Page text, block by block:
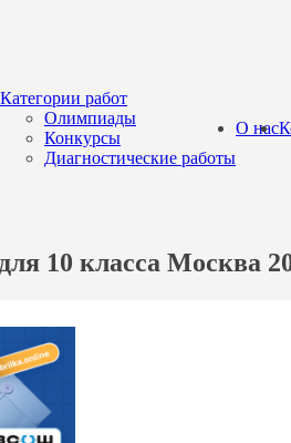
Категории работ
Олимпиады
Конкурсы
Диагностические работы
О нас
10 класса Москва